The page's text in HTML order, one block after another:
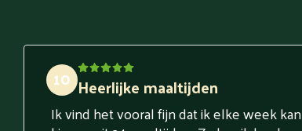
10 Heerlijke maaltijden
Ik vind het vooral fijn dat ik elke week kan